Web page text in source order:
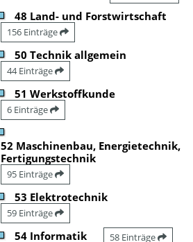
48 Land- und Forstwirtschaft
156 Einträge
50 Technik allgemein
44 Einträge
51 Werkstoffkunde
6 Einträge
52 Maschinenbau, Energietechnik,
Fertigungstechnik
95 Einträge
53 Elektrotechnik
59 Einträge
54 Informatik 58 Einträge